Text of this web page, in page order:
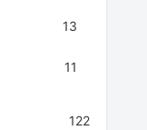
13
11
122